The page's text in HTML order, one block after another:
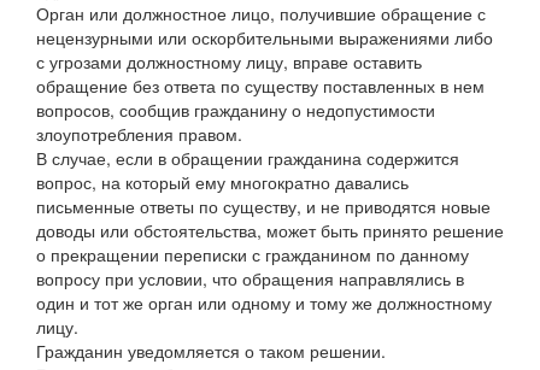
Орган или должностное лицо, получившие обращение с
нецензурными или оскорбительными выражениями либо
с угрозами должностному лицу, вправе оставить
обращение без ответа по существу поставленных в нем
вопросов, сообщив гражданину о недопустимости
злоупотребления правом.
В случае, если в обращении гражданина содержится
вопрос, на который ему многократно давались
письменные ответы по существу, и не приводятся новые
доводы или обстоятельства, может быть принято решение
о прекращении переписки с гражданином по данному
вопросу при условии, что обращения направлялись в
один и тот же орган или одному и тому же должностному
лицу.
Гражданин уведомляется о таком решении.